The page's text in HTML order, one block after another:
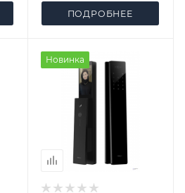
ПОДРОБНЕЕ
Новинка